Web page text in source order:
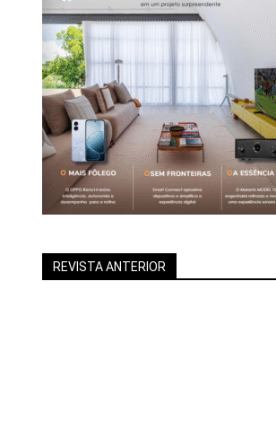
REVISTA ANTERIOR